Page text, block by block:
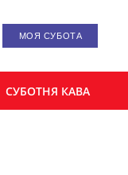
МОЯ СУБОТА
СУБОТНЯ КАВА